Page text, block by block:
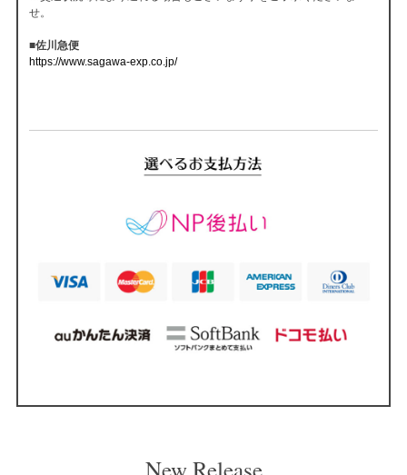
せ。
■佐川急便
https://www.sagawa-exp.co.jp/
New Release